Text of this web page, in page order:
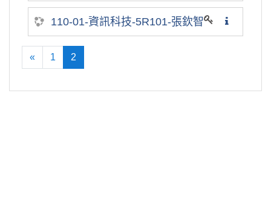
110-01-資訊科技-5R101-張欽智
«
向前
1
2
(current)